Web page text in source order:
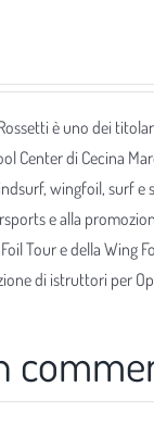
è uno dei
Center di Cecina
wingfoil, surf e
e alla
Tour e della Wing
di istruttori per